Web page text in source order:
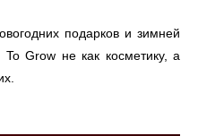
подарков и зимней
Grow не как косметику, а